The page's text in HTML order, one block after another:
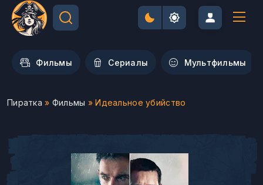
Фильмы Сериалы Мультфильмы
Пиратка » Фильмы » Идеальное убийство